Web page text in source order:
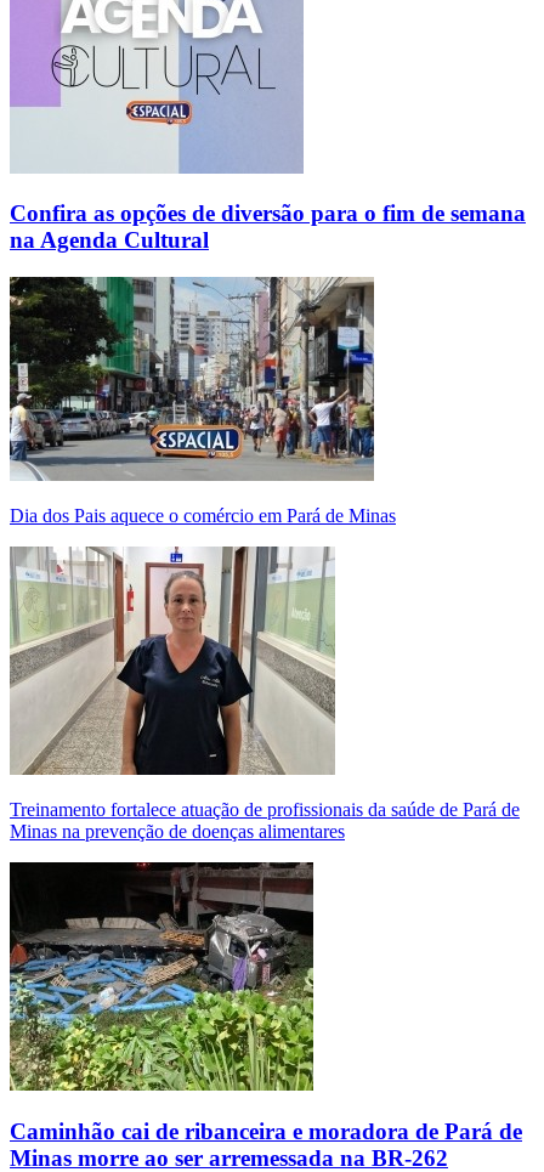
Confira as opções de diversão para o fim de semana
na Agenda Cultural
Dia dos Pais aquece o comércio em Pará de Minas
Treinamento fortalece atuação de profissionais da saúde de Pará de
Minas na prevenção de doenças alimentares
Caminhão cai de ribanceira e moradora de Pará de
Minas morre ao ser arremessada na BR-262